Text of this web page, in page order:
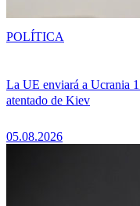
La UE enviará a Ucrania
atentado de Kiev
05.08.2026
POLÍTICA